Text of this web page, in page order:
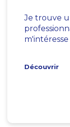
Je trouve
m'intéresse
Découvrir